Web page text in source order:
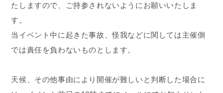
たしますので、ご持参されないようにお願いいたしま
す。
当イベント中に起きた事故、怪我などに関しては主催側
では責任を負わないものとします。
天候、その他事由により開催が難しいと判断した場合に